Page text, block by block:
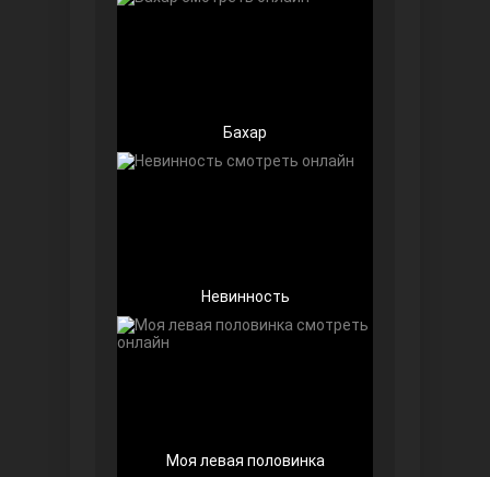
Далекий город
Бахар
Невинность
Моя левая половинка